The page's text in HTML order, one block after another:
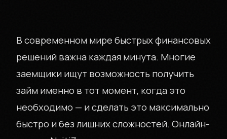
В современном мире быстрых финансовых
решений важна каждая минута. Многие
заемщики ищут возможность получить
займ именно в тот момент, когда это
необходимо — и сделать это максимально
быстро и без лишних сложностей. Онлайн-